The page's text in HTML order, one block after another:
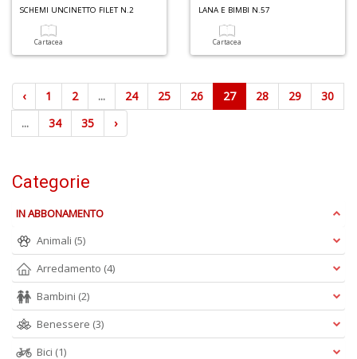
SCHEMI UNCINETTO FILET N.2
Cartacea
LANA E BIMBI N.57
Cartacea
‹ 1 2 ... 24 25 26 27 28 29
30
...
34 35 ›
Categorie
IN ABBONAMENTO
Animali (5)
Arredamento (4)
Bambini (2)
Benessere (3)
Bici (1)